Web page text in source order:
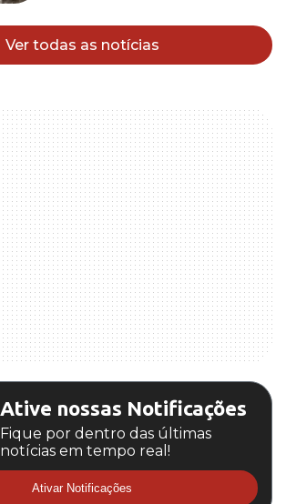
Ver todas as notícias
Ative nossas Notificações
Fique por dentro das últimas
notícias em tempo real!
Ativar Notificações